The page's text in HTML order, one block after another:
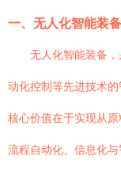
一、无人化智能装
无人化智能装备
动化控制等先进技术
核心价值在于实现从
流程自动化、信息化与